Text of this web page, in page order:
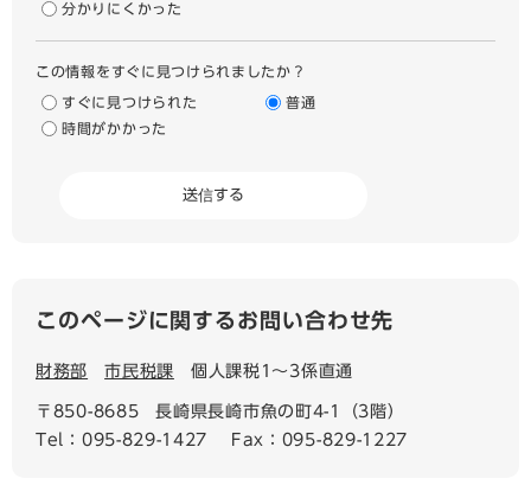
分かりにくかった
この情報をすぐに見つけられましたか？
すぐに見つけられた
普通
時間がかかった
このページに関するお問い合わせ先
財務部 市民税課 個人課税1〜3係直通
〒850-8685
長崎県長崎市魚の町4-1（3階）
Tel：095-829-1427
Fax：095-829-1227